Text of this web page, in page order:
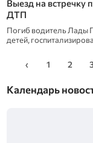
Выезд на встречку
ДТП
Погиб водитель Лады
детей,
‹ 1 2
Календарь